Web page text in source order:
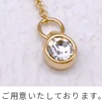
用意いたしております。